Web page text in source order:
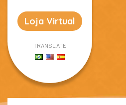
Loja Virtual
TRANSLATE